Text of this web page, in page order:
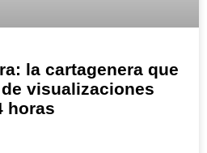
la cartagenera que
visualizaciones
horas